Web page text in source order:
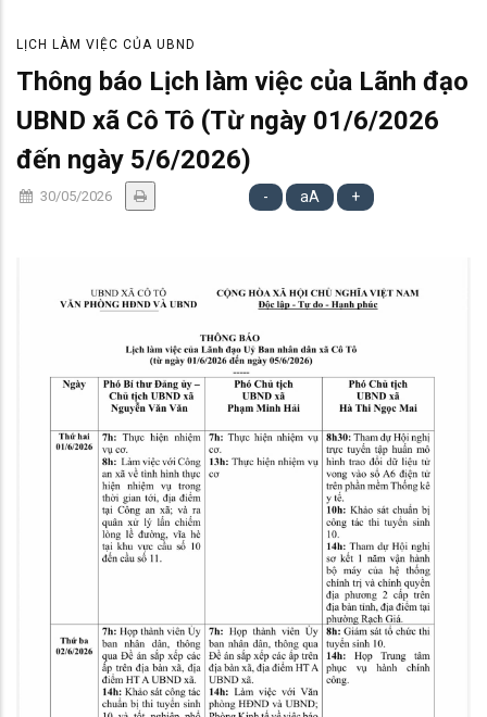
LỊCH LÀM VIỆC CỦA UBND
Thông báo Lịch làm việc của Lãnh đạo
UBND xã Cô Tô (Từ ngày 01/6/2026
đến ngày 5/6/2026)
30/05/2026 - aA +